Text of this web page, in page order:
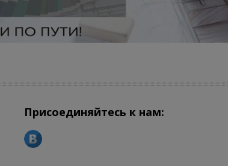
Присоединяйтесь к нам: